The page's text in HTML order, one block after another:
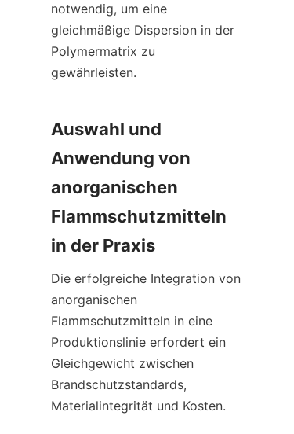
notwendig, um eine
gleichmäßige Dispersion in der
Polymermatrix zu
gewährleisten.
Auswahl und
Anwendung von
anorganischen
Flammschutzmitteln
in der Praxis
Die erfolgreiche Integration von
anorganischen
Flammschutzmitteln in eine
Produktionslinie erfordert ein
Gleichgewicht zwischen
Brandschutzstandards,
Materialintegrität und Kosten.